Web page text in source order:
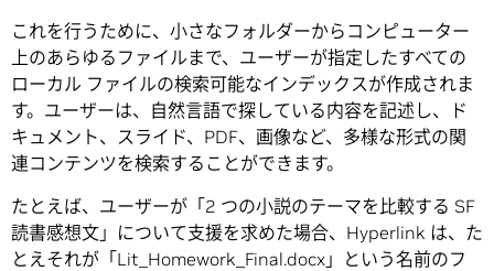
これを行うために、小さなフォルダーからコンピューター
上のあらゆるファイルまで、ユーザーが指定したすべての
ローカル ファイルの検索可能なインデックスが作成されま
す。ユーザーは、自然言語で探している内容を記述し、ド
キュメント、スライド、PDF、画像など、多様な形式の関
連コンテンツを検索することができます。
たとえば、ユーザーが「2 つの小説のテーマを比較する SF
読書感想文」について支援を求めた場合、Hyperlink は、た
とえそれが「Lit_Homework_Final.docx」という名前のフ